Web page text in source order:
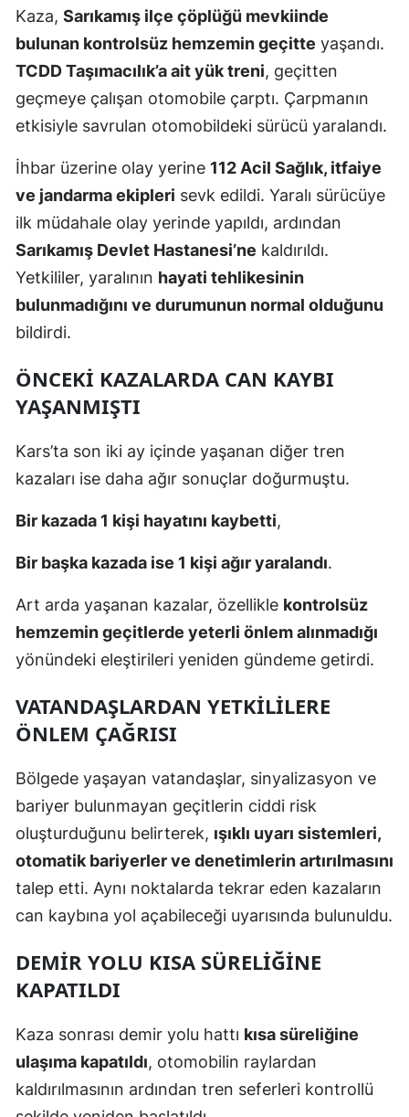
Kars
Kastamonu
Kayseri
Kırklareli
Kırşehir
Kocaeli
Konya
Kütahya
Muğla
Ordu
Rize
Sakarya
Siirt
Sinop
Tekirdağ
Tokat
Trabzon
Şanlıurfa
Kaza, Sarıkamış ilçe çöplüğü mevkiinde
bulunan kontrolsüz hemzemin geçitte yaşandı.
TCDD Taşımacılık’a ait yük treni, geçitten
geçmeye çalışan otomobile çarptı. Çarpmanın
etkisiyle savrulan otomobildeki sürücü yaralandı.
İhbar üzerine olay yerine 112 Acil Sağlık, itfaiye
ve jandarma ekipleri sevk edildi. Yaralı sürücüye
ilk müdahale olay yerinde yapıldı, ardından
Sarıkamış Devlet Hastanesi’ne kaldırıldı.
Yetkililer, yaralının hayati tehlikesinin
bulunmadığını ve durumunun normal olduğunu
bildirdi.
ÖNCEKI KAZALARDA CAN KAYBI
YAŞANMIŞTI
Kars’ta son iki ay içinde yaşanan diğer tren
kazaları ise daha ağır sonuçlar doğurmuştu.
Bir kazada 1 kişi hayatını kaybetti,
Bir başka kazada ise 1 kişi ağır yaralandı.
Art arda yaşanan kazalar, özellikle kontrolsüz
hemzemin geçitlerde yeterli önlem alınmadığı
yönündeki eleştirileri yeniden gündeme getirdi.
VATANDAŞLARDAN YETKILILERE
ÖNLEM ÇAĞRISI
Bölgede yaşayan vatandaşlar, sinyalizasyon ve
bariyer bulunmayan geçitlerin ciddi risk
oluşturduğunu belirterek, ışıklı uyarı sistemleri,
otomatik bariyerler ve denetimlerin artırılmasını
talep etti. Aynı noktalarda tekrar eden kazaların
can kaybına yol açabileceği uyarısında bulunuldu.
DEMIR YOLU KISA SÜRELIĞINE
KAPATILDI
Kaza sonrası demir yolu hattı kısa süreliğine
ulaşıma kapatıldı, otomobilin raylardan
kaldırılmasının ardından tren seferleri kontrollü